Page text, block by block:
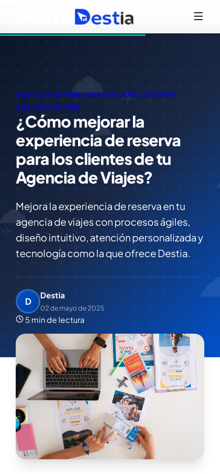
los clientes de tu Agencia de Viajes?
agencias de viajesreservas online software
agencias de viaje
¿Cómo mejorar la
experiencia de reserva
para los clientes de tu
Agencia de Viajes?
Mejora la experiencia de reserva en tu
agencia de viajes con procesos ágiles,
diseño intuitivo, atención personalizada y
tecnología como la que ofrece Destia.
D
Destia
02 de mayo de 2025
5 min de lectura